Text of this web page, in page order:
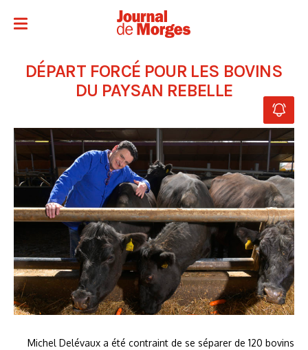
DÉPART FORCÉ POUR LES BOVINS
DU PAYSAN REBELLE
Michel Delévaux a été contraint de se séparer de 120 bovins